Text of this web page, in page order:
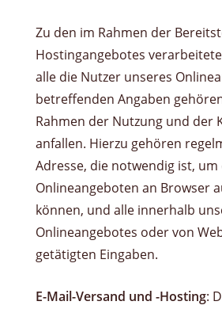
Zu den im Rahmen der
Hostingangebotes
alle die Nutzer unseres
betreffenden Angaben
Rahmen der Nutzung und der
anfallen. Hierzu gehören
Adresse, die notwendig ist,
Onlineangeboten an Browser
können, und alle innerhalb
Onlineangebotes oder von
getätigten Eingaben.
E-Mail-Versand und -Hosting: